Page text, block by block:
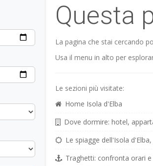
Questa
La pagina che stai cercando
Usa il menu in alto per
Le sezioni più visitate:
Home Isola d'Elba
Dove dormire: hotel,
Le spiagge dell'Isola
Traghetti: confronta orari